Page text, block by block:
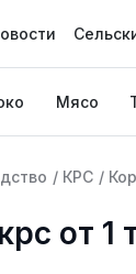
Мясо
/ КРС /
от 1